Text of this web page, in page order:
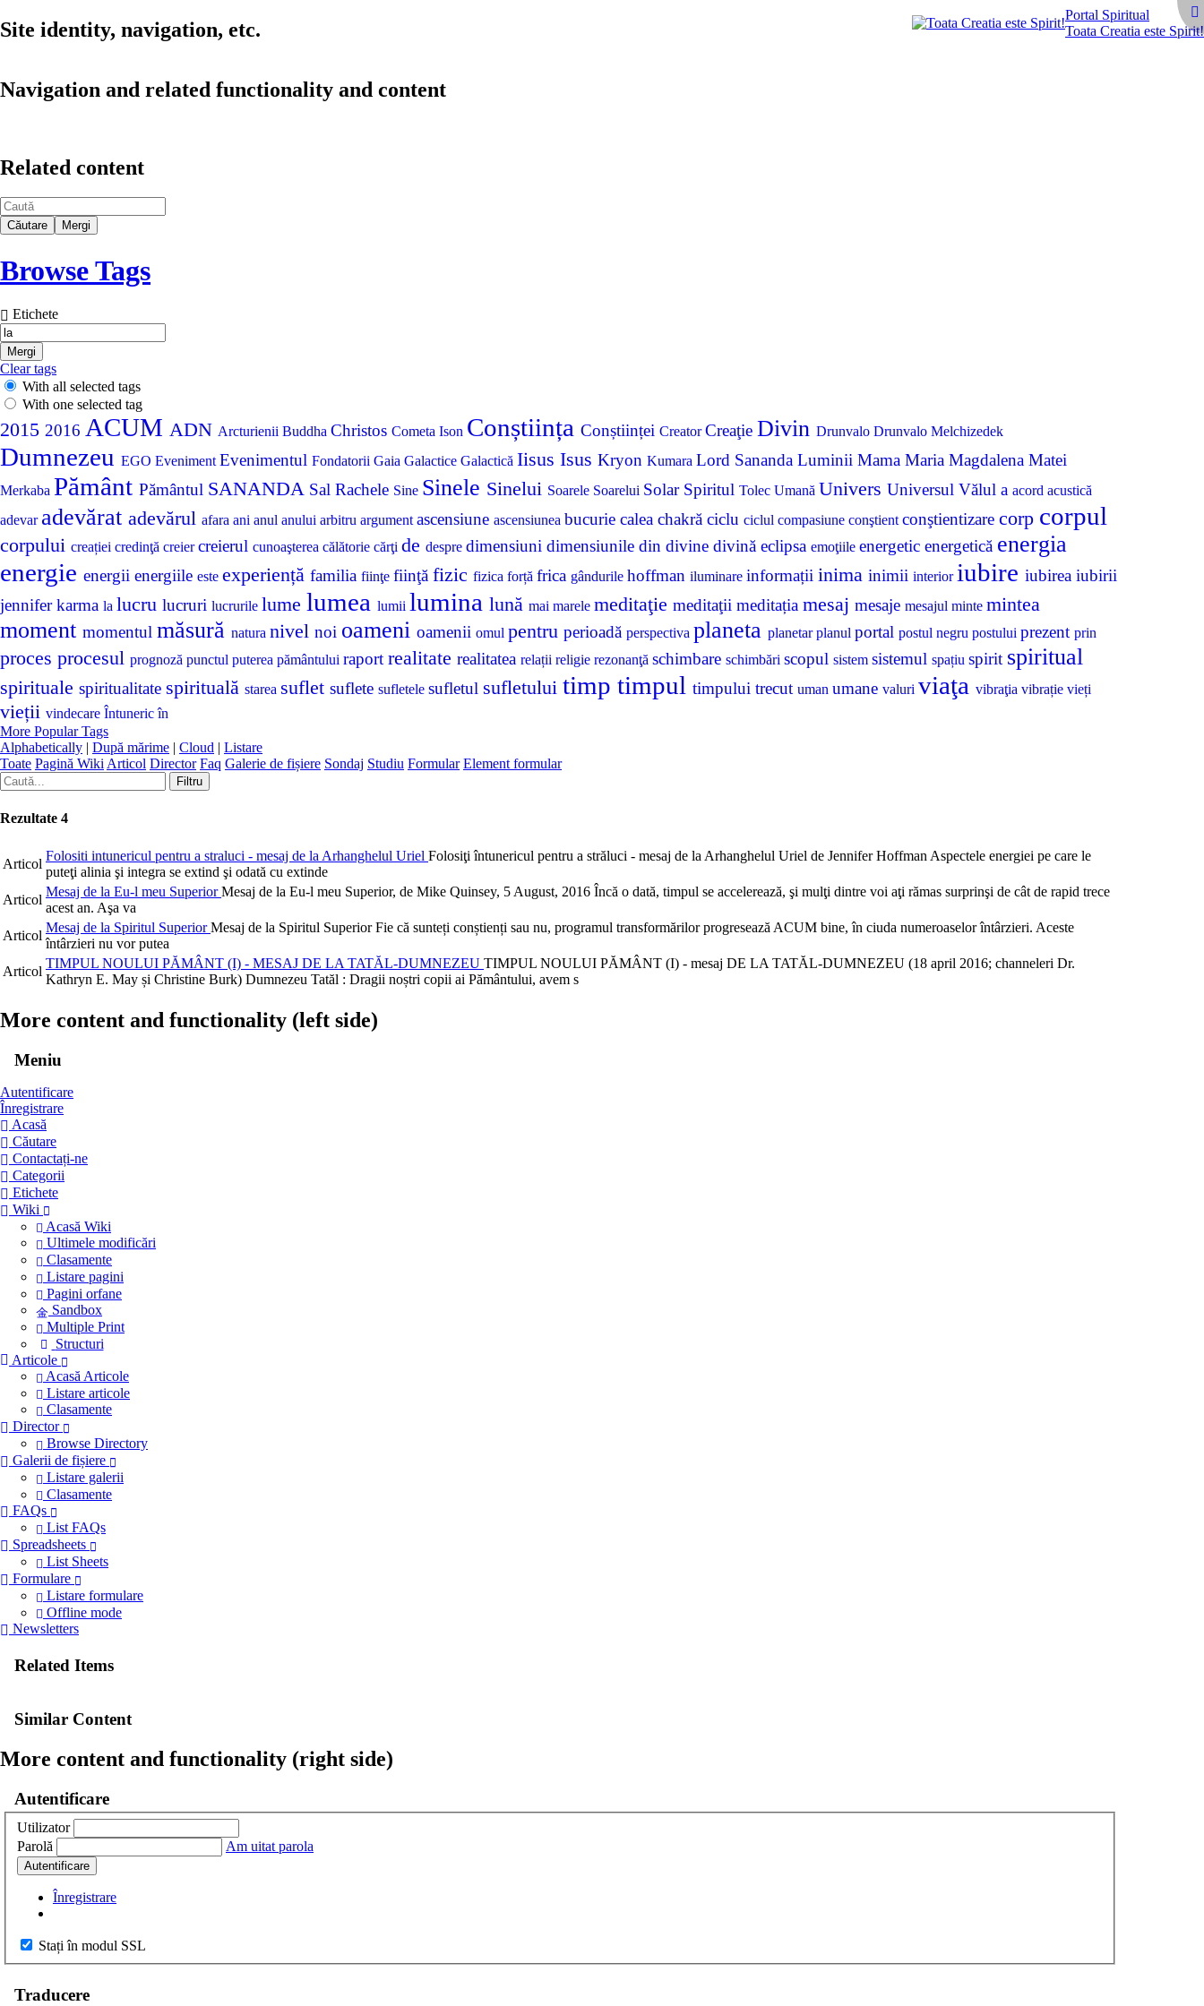
Site identity, navigation, etc.
Portal Spiritual
Toata Creatia este Spirit!
Navigation and related functionality and content
Related content
Browse Tags
Etichete
Clear tags
With all selected tags
With one selected tag
2015 2016 ACUM ADN Arcturienii Buddha Christos Cometa Ison Conștiința Conștiinței CreatorCreaţie Divin Drunvalo Drunvalo Melchizedek
Dumnezeu EGO Eveniment Evenimentul Fondatorii Gaia Galactice Galactică Iisus Isus Kryon Kumara Lord Sananda Luminii Mama Maria Magdalena Matei
Merkaba Pământ Pământul SANANDA Sal Rachele Sine Sinele Sinelui Soarele Soarelui Solar Spiritul Tolec Umană Univers Universul Vălul a acord acustică
adevar adevărat adevărul afara ani anul anului arbitru argument ascensiune ascensiunea bucurie calea chakră ciclu ciclul compasiune conştient conştientizare corp corpul
corpului creației credinţă creiercreierul cunoaşterea călătorie cărţi de despre dimensiuni dimensiunile din divine divină eclipsa emoţiile energetic energetică energia
energie energii energiile este experiență familia fiinţe fiinţă fizic fizica forță frica gândurile hoffman iluminare informații inima inimii interior iubire iubirea iubirii
jenniferkarma la lucru lucruri lucrurile lume lumea lumii lumina lună mai marele meditaţie meditaţii meditația mesaj mesaje mesajul minte mintea
moment momentul măsură natura nivel noi oameni oamenii omul pentru perioadă perspectiva planeta planetarplanul portal postul negru postului prezent prin
proces procesul prognoză punctul puterea pământului raport realitate realitatea relații religie rezonanţă schimbare schimbări scopul sistem sistemul spațiu spirit spiritual
spirituale spiritualitate spirituală starea suflet suflete sufletele sufletul sufletului timp timpul timpului trecut uman umane valuri viaţa vibraţia vibrație vieți
vieții vindecare Întunericîn
More Popular Tags
Alphabetically | După mărime | Cloud | Listare
Toate Pagină Wiki Articol Director Faq Galerie de fișiere Sondaj Studiu Formular Element formular
Rezultate 4
Articol
Folositi intunericul pentru a straluci - mesaj de la Arhanghelul Uriel Folosiţi întunericul pentru a străluci - mesaj de la Arhanghelul Uriel de Jennifer Hoffman Aspectele energiei pe care le
puteţi alinia şi integra se extind şi odată cu extinde
Articol
Mesaj de la Eu-l meu SuperiorMesaj de la Eu-l meu Superior, de Mike Quinsey, 5 August, 2016 Încă o dată, timpul se accelerează, şi mulţi dintre voi aţi rămas surprinşi de cât de rapid trece
acest an. Aşa va
Articol
Mesaj de la Spiritul SuperiorMesaj de la Spiritul Superior Fie că sunteți conștienți sau nu, programul transformărilor progresează ACUM bine, în ciuda numeroaselor întârzieri. Aceste
întârzieri nu vor putea
Articol
TIMPUL NOULUI PĂMÂNT (I) - MESAJ DE LA TATĂL-DUMNEZEU TIMPUL NOULUI PĂMÂNT (I) - mesaj DE LA TATĂL-DUMNEZEU (18 april 2016; channeleri Dr.
Kathryn E. May și Christine Burk) Dumnezeu Tatăl : Dragii noștri copii ai Pământului, avem s
More content and functionality (left side)
Meniu
Autentificare
Înregistrare
Acasă
Căutare
Contactați-ne
Categorii
Etichete
Wiki
Acasă Wiki
Ultimele modificări
Clasamente
Listare pagini
Pagini orfane
Sandbox
Multiple Print
Structuri
Articole
Acasă Articole
Listare articole
Clasamente
Director
Browse Directory
Galerii de fișiere
Listare galerii
Clasamente
FAQs
List FAQs
Spreadsheets
List Sheets
Formulare
Listare formulare
Offline mode
Newsletters
Related Items
Similar Content
More content and functionality (right side)
Autentificare
Utilizator
Parolă
Am uitat parola
Autentificare
Înregistrare
Stați în modul SSL
Traducere